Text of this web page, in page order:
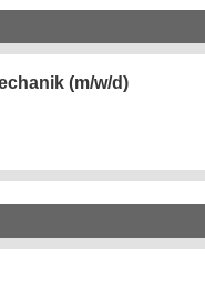
(m/w/d)